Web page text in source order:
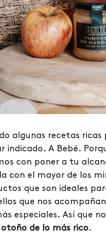
algunas recetas ricas
indicado. A Bebé.
con poner a tu
con el mayor de los
que son ideales
que nos
especiales. Así que
de lo más rico.